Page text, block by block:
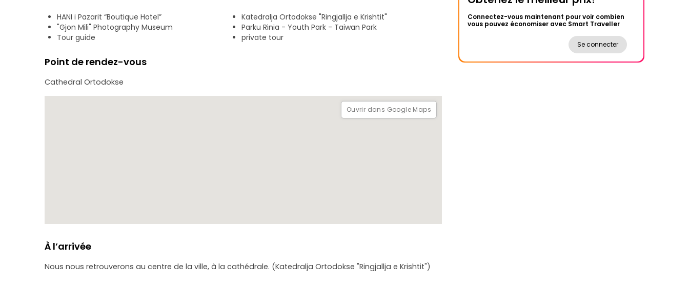
Visitez le musée archéologique, le musée Bratko d'art oriental et le musée d'art médiéval avant de revenir à la
cathédrale. Rejoignez-nous pour un voyage enrichissant à travers l'histoire et la culture !
HANI i Pazarit “Boutique Hotel”
Katedralja Ortodokse "Ringjallja e Krishtit"
"Gjon Mili" Photography Museum
Parku Rinia - Youth Park - Taiwan Park
Tour guide
private tour
Point de rendez-vous
Cathedral Ortodokse
Ouvrir dans Google Maps
À l’arrivée
Nous nous retrouverons au centre de la ville, à la cathédrale. (Katedralja Ortodokse "Ringjallja e Krishtit")
Connectez-vous maintenant pour voir combien
vous pouvez économiser avec Smart Traveller
Se connecter